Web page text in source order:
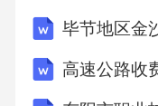
高速公路收